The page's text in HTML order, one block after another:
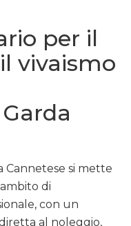
per il
vivaismo
Cannetese si mette
di
con un
al noleggio,